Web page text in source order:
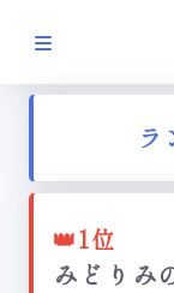
ンキ
BETA
X
👑1位
みどりみ